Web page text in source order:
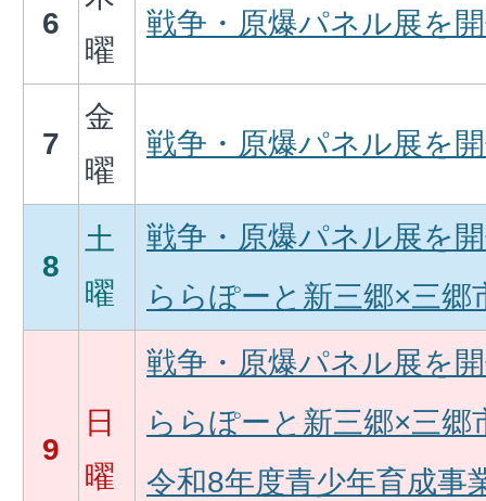
6
曜
戦争・原爆パネル展を
7
金
曜
戦争・原爆パネル展を
8
土
曜
戦争・原爆パネル展を
ららぽーと新三郷×三郷
9
日
曜
戦争・原爆パネル展を
ららぽーと新三郷×三郷
令和8年度青少年育成事